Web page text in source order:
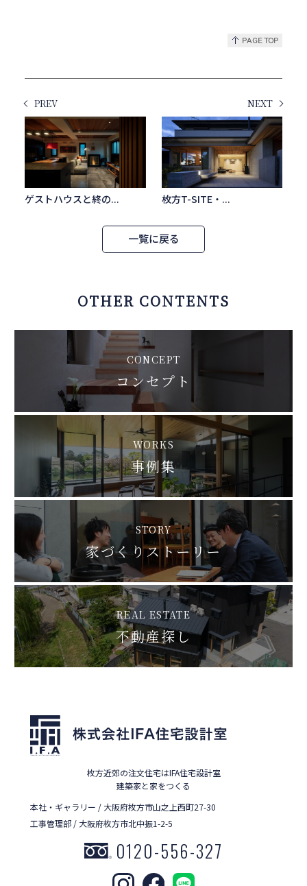
PREV
ゲストハウスと終の...
NEXT
枚方T-SITE・...
一覧に戻る
OTHER CONTENTS
CONCEPT
コンセプト
WORKS
事例集
STORY
家づくりストーリー
REAL ESTATE
不動産探し
枚方近郊の注文住宅はIFA住宅設計室
建築家と家をつくる
本社・ギャラリー / 大阪府枚方市山之上西町27-30
工事管理部 / 大阪府枚方市北中振1-2-5
0120-556-327